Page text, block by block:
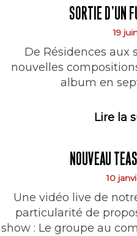
SORTIE D’UN
19
De Résidences aux
nouvelles
album en
Lire la
NOUVEAU
10
Une vidéo live de
particularité de
show : Le groupe au